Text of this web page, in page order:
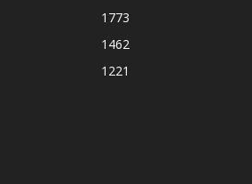
1773
1462
1221